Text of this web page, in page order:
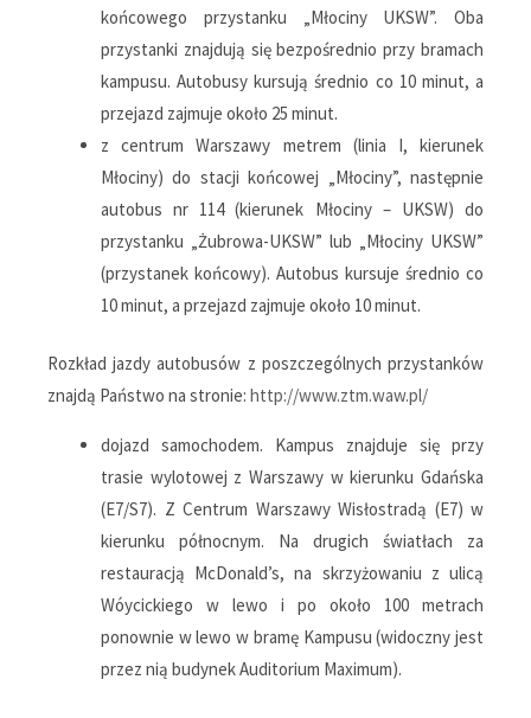
końcowego przystanku „Młociny UKSW”. Oba
przystanki znajdują się bezpośrednio przy bramach
kampusu. Autobusy kursują średnio co 10 minut, a
przejazd zajmuje około 25 minut.
z centrum Warszawy metrem (linia I, kierunek
Młociny) do stacji końcowej „Młociny”, następnie
autobus nr 114 (kierunek Młociny – UKSW) do
przystanku „Żubrowa-UKSW” lub „Młociny UKSW”
(przystanek końcowy). Autobus kursuje średnio co
10 minut, a przejazd zajmuje około 10 minut.
Rozkład jazdy autobusów z poszczególnych przystanków
znajdą Państwo na stronie: http://www.ztm.waw.pl/
dojazd samochodem. Kampus znajduje się przy
trasie wylotowej z Warszawy w kierunku Gdańska
(E7/S7). Z Centrum Warszawy Wisłostradą (E7) w
kierunku północnym. Na drugich światłach za
restauracją McDonald’s, na skrzyżowaniu z ulicą
Wóycickiego w lewo i po około 100 metrach
ponownie w lewo w bramę Kampusu (widoczny jest
przez nią budynek Auditorium Maximum).